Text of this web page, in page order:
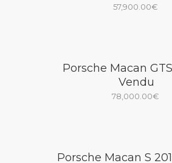
57,900.00€
Porsche Macan
Vendu
78,000.00€
Porsche Macan S